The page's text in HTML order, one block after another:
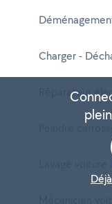
Charger -
Réparateur
Peindre
Lavage voiture